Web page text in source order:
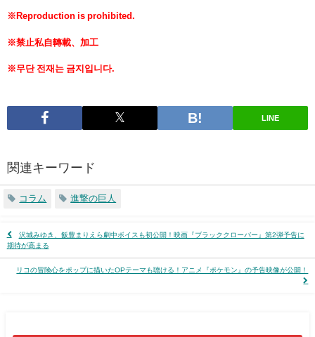
※Reproduction is prohibited.
※禁止私自轉載、加工
※무단 전재는 금지입니다.
LINE
関連キーワード
コラム 進撃の巨人
沢城みゆき、飯豊まりえら劇中ボイスも初公開！映画『ブラッククローバー』第2弾予告に
期待が高まる
リコの冒険心をポップに描いたOPテーマも聴ける！アニメ『ポケモン』の予告映像が公開！